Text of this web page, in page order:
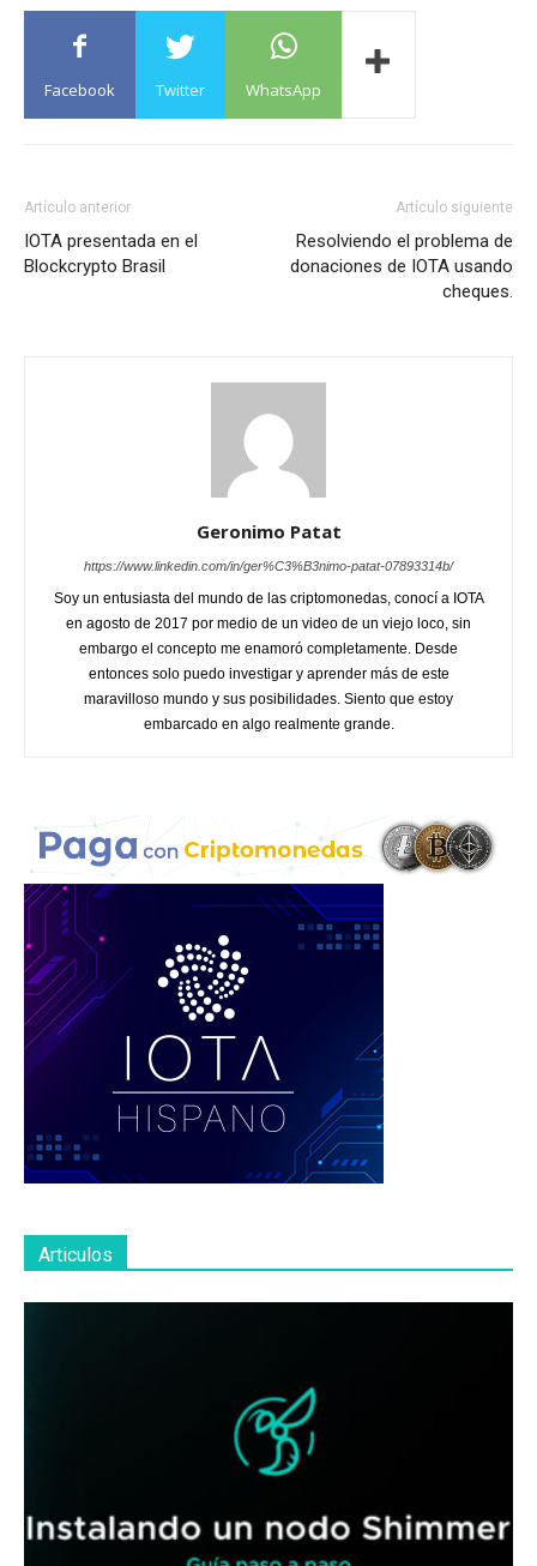
Facebook Twitter WhatsApp
Artículo anterior
IOTA presentada en el
Blockcrypto Brasil
Artículo siguiente
Resolviendo el problema de
donaciones de IOTA usando
cheques.
Geronimo Patat
https://www.linkedin.com/in/ger%C3%B3nimo-patat-07893314b/
Soy un entusiasta del mundo de las criptomonedas, conocí a IOTA
en agosto de 2017 por medio de un video de un viejo loco, sin
embargo el concepto me enamoró completamente. Desde
entonces solo puedo investigar y aprender más de este
maravilloso mundo y sus posibilidades. Siento que estoy
embarcado en algo realmente grande.
Articulos